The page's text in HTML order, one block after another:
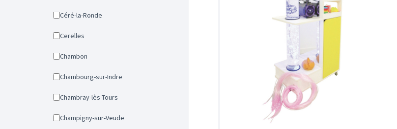
Céré-la-Ronde
Cerelles
Chambon
Chambourg-sur-Indre
Chambray-lès-Tours
Champigny-sur-Veude